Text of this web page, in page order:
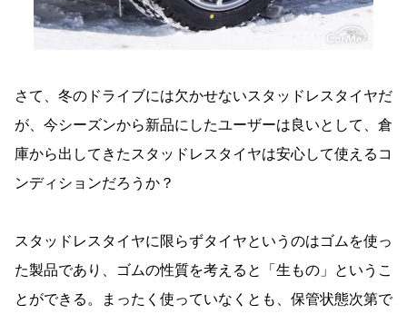
さて、冬のドライブには欠かせないスタッドレスタイヤだ
が、今シーズンから新品にしたユーザーは良いとして、倉
庫から出してきたスタッドレスタイヤは安心して使えるコ
ンディションだろうか？
スタッドレスタイヤに限らずタイヤというのはゴムを使っ
た製品であり、ゴムの性質を考えると「生もの」というこ
とができる。まったく使っていなくとも、保管状態次第で